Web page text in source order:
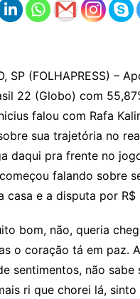
SP (FOLHAPRESS) –
22 (Globo) com
falou com Rafa
sua trajetória no
daqui pra frente no
falando sobre
casa e a disputa por R$
bom, não, queria
o coração tá em paz.
sentimentos, não sabe
ri que chorei lá, sinto